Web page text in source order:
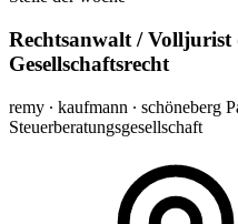
Rechtsanwalt /
Gesellschaftsrecht
remy ∙ kaufmann ∙ schöneberg
Steuerberatungsgesellschaft